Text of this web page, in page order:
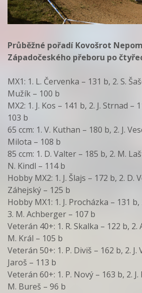
Průběžné pořadí Kovošrot
Západočeského přeboru po
MX1: 1. L. Červenka – 131 b, 2. S.
Mužík – 100 b
MX2: 1. J. Kos – 141 b, 2. J. Strnad –
103 b
65 ccm: 1. V. Kuthan – 180 b, 2. J.
Milota – 108 b
85 ccm: 1. D. Valter – 185 b, 2. M.
N. Kindl – 114 b
Hobby MX2: 1. J. Šlajs – 172 b, 2. D.
Záhejský – 125 b
Hobby MX1: 1. J. Procházka – 131
3. M. Achberger – 107 b
Veterán 40+: 1. R. Skalka – 122 b, 2.
M. Král – 105 b
Veterán 50+: 1. P. Diviš – 162 b, 2. J.
Jaroš – 113 b
Veterán 60+: 1. P. Nový – 163 b, 2.
M. Bureš – 96 b